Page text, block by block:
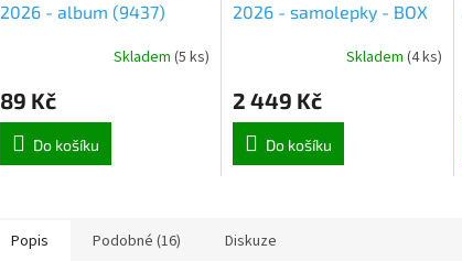
2026 - album (9437)
Skladem (5 ks)
89 Kč
Do košíku
2026 - samolepky - BOX
Skladem (4 ks)
2 449 Kč
Do košíku
Popis Podobné (16) Diskuze